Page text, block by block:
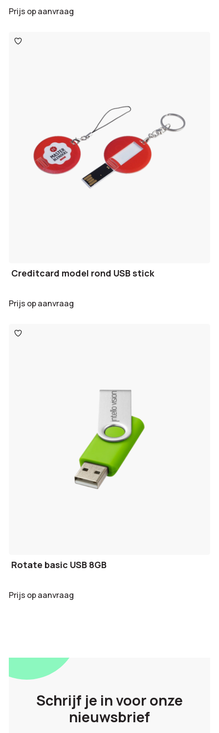
Prijs op aanvraag
Toevoegen
aan
Creditcard model rond USB stick
Prijs op aanvraag
Toevoegen
aan
Rotate basic USB 8GB
Prijs op aanvraag
Schrijf je in voor onze
nieuwsbrief